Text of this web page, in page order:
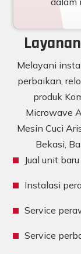
Melayani
perbaikan,
produk
Microwave
Mesin Cuci
Bekasi,
Jual unit
Instalasi
Service
Service